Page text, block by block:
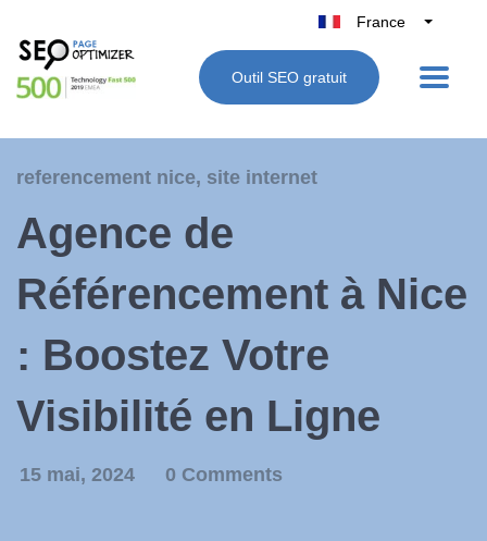
France
Belgique
België
Outil SEO gratuit
referencement nice, site internet
Agence de
Référencement à Nice
: Boostez Votre
Visibilité en Ligne
15 mai, 2024 0 Comments